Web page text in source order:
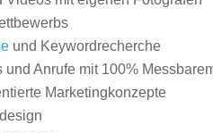
und Keywordrecherche
und Anrufe mit 100%
Marketingkonzepte